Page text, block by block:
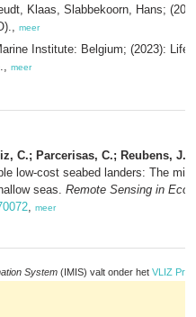
Klaas, Slabbekoorn, Hans;
meer
Institute: Belgium; (2023):
meer
C.; Parcerisas, C.; Reubens, J.;
low-cost seabed landers: The
seas. Remote Sensing in
, meer
System (IMIS) valt onder het VLIZ